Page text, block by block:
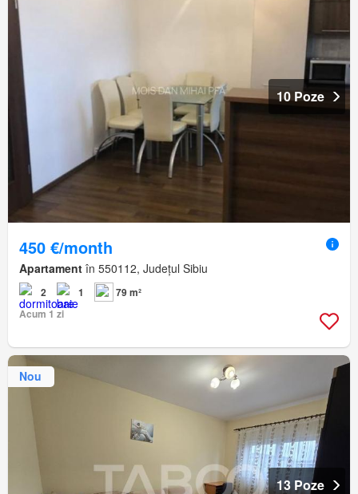
10 Poze
450 €/month
Apartament în 550112, Județul Sibiu
2 1
79 m²
Acum 1 zi
Nou
13 Poze